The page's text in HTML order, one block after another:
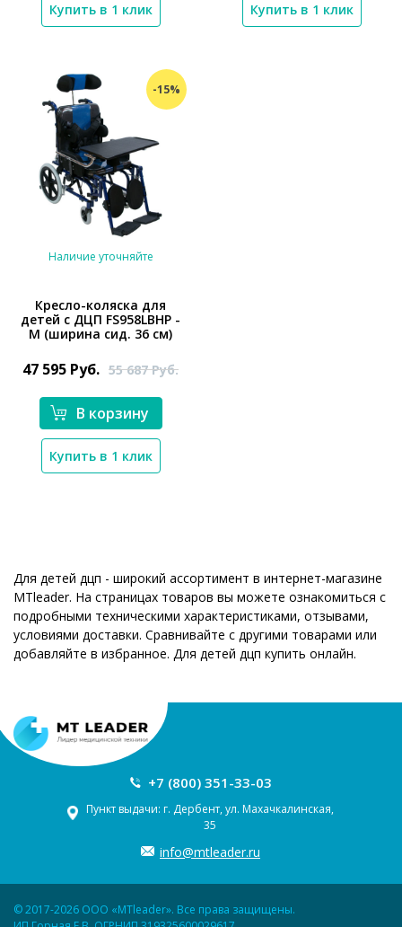
Купить в 1 клик Купить в 1 клик
-15%
*}
Наличие уточняйте
Кресло-коляска для
детей с ДЦП FS958LBHP -
M (ширина сид. 36 см)
47 595 Руб. 55 687Руб.
В корзину
Купить в 1 клик
Для детей дцп - широкий ассортимент в интернет-магазине
MTleader. На страницах товаров вы можете ознакомиться с
подробными техническими характеристиками, отзывами,
условиями доставки. Сравнивайте с другими товарами или
добавляйте в избранное. Для детей дцп купить онлайн.
+7 (800) 351-33-03
Пункт выдачи: г. Дербент, ул. Махачкалинская,
35
info@mtleader.ru
© 2017-2026 ООО «MTleader». Все права защищены.